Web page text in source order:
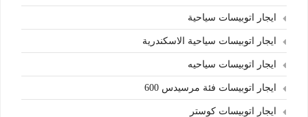
ايجار اتوبيسات سياحية
ايجار اتوبيسات سياحية الاسكندرية
ايجار اتوبيسات سياحيه
ايجار اتوبيسات فئة مرسيدس 600
ايجار اتوبيسات كوستر